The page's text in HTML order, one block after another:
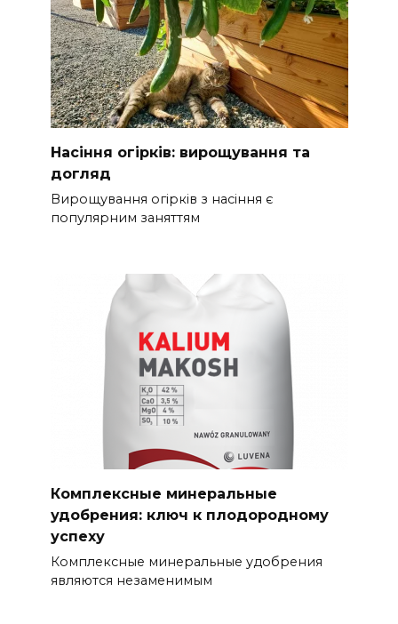
Насіння огірків: вирощування та
догляд
Вирощування огірків з насіння є
популярним заняттям
Комплексные минеральные
удобрения: ключ к плодородному
успеху
Комплексные минеральные удобрения
являются незаменимым